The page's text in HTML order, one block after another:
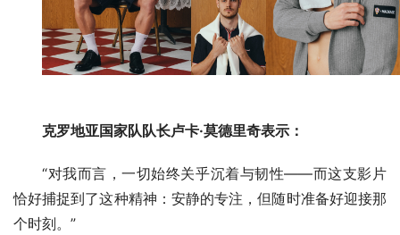
克罗地亚国家队队长卢卡·莫德里奇表示：
“对我而言，一切始终关乎沉着与韧性——而这支影片
恰好捕捉到了这种精神：安静的专注，但随时准备好迎接那
个时刻。”